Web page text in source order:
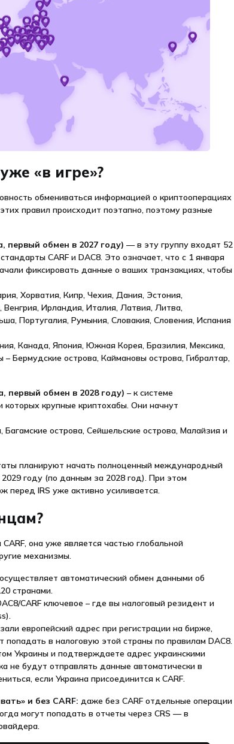
«в игре»?
обмениваться информацией о криптооперациях
правил происходит поэтапно, поэтому разные
первый обмен в 2027 году) — в эту группу входят 52
CARF и DAC8. Это означает, что с 1 января
фиксировать данные о ваших транзакциях, чтобы
Хорватия, Кипр, Чехия, Дания, Эстония,
Ирландия, Италия, Латвия, Литва,
Португалия, Румыния, Словакия, Словения, Испания
Канада, Япония, Южная Корея, Бразилия, Мексика,
Бермудские острова, Каймановы острова, Гибралтар,
первый обмен в 2028 году) – к системе
крупные криптохабы. Они начнут
острова, Сейшельские острова, Малайзия и
планируют начать полноценный международный
году (по данным за 2028 год). При этом
перед IRS уже активно усиливается.
она уже является частью глобальной
механизмы.
автоматический обмен данными об
странами.
CARF ключевое – где вы налоговый резидент и
европейский адрес при регистрации на бирже,
в налоговую этой страны по правилам DAC8.
Украины и подтверждаете адрес украинскими
не будут отправлять данные автоматически в
если Украина присоединится к CARF.
и без CARF: даже без CARF отдельные операции
могут попадать в отчеты через CRS — в